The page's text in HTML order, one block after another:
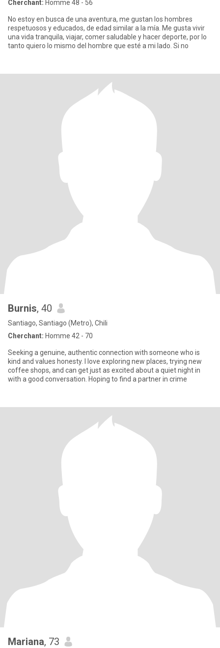
Cherchant: Homme 48 - 56
No estoy en busca de una aventura, me gustan los hombres
respetuosos y educados, de edad similar a la mía. Me gusta vivir
una vida tranquila, viajar, comer saludable y hacer deporte, por lo
tanto quiero lo mismo del hombre que esté a mi lado. Si no
Burnis, 40
Santiago, Santiago (Metro), Chili
Cherchant: Homme 42 - 70
Seeking a genuine, authentic connection with someone who is
kind and values honesty. I love exploring new places, trying new
coffee shops, and can get just as excited about a quiet night in
with a good conversation. Hoping to find a partner in crime
Mariana, 73